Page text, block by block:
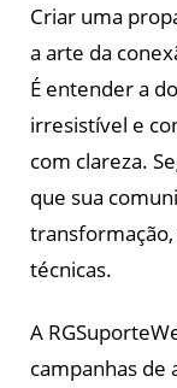
Criar uma
a arte da
É entender a
irresistível e
com clareza.
que sua
transformação,
técnicas.
A
campanhas de